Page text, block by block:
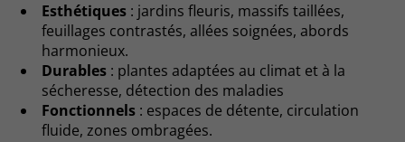
Esthétiques: jardins fleuris, massifs taillées,
feuillages contrastés, allées soignées, abords
harmonieux.
Durables: plantes adaptées au climat et à la
sécheresse, détection des maladies
Fonctionnels: espaces de détente, circulation
fluide, zones ombragées.